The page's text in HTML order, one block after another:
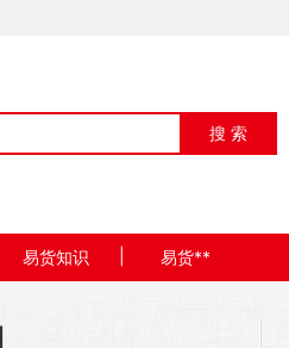
搜 索
易货知识 易货**